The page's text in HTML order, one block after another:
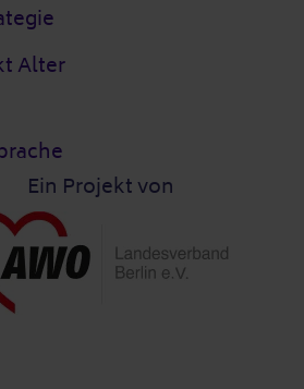
Alter
Ein Projekt von